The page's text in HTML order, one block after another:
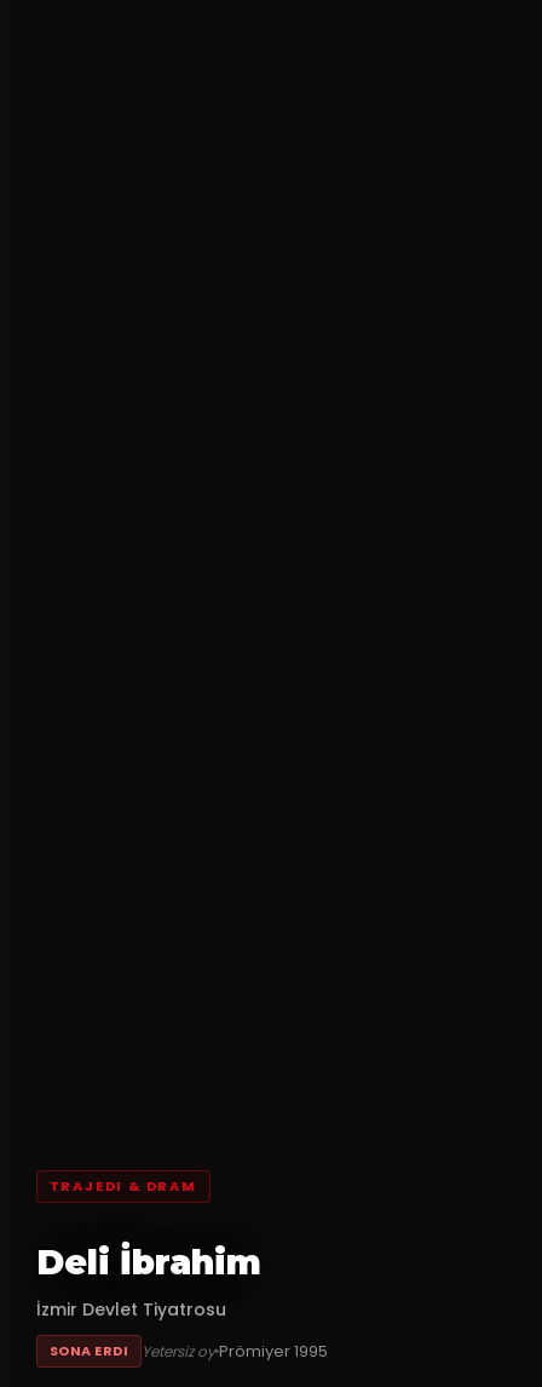
TRAJEDI & DRAM
Deli İbrahim
İzmir Devlet Tiyatrosu
SONA ERDI Yetersiz oyPrömiyer1995